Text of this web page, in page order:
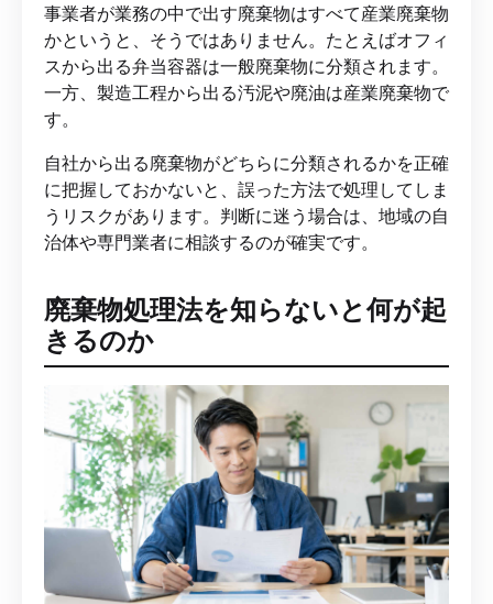
事業者が業務の中で出す廃棄物はすべて産業廃棄物
かというと、そうではありません。たとえばオフィ
スから出る弁当容器は一般廃棄物に分類されます。
一方、製造工程から出る汚泥や廃油は産業廃棄物で
す。
自社から出る廃棄物がどちらに分類されるかを正確
に把握しておかないと、誤った方法で処理してしま
うリスクがあります。判断に迷う場合は、地域の自
治体や専門業者に相談するのが確実です。
廃棄物処理法を知らないと何が起
きるのか